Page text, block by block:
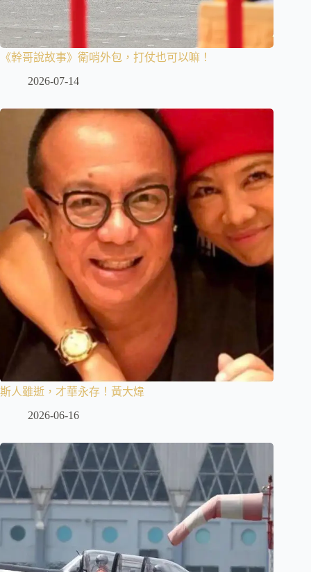
《幹哥說故事》衛哨外包，打仗也可以嘛！
2026-07-14
斯人雖逝，才華永存！黃大煒
2026-06-16